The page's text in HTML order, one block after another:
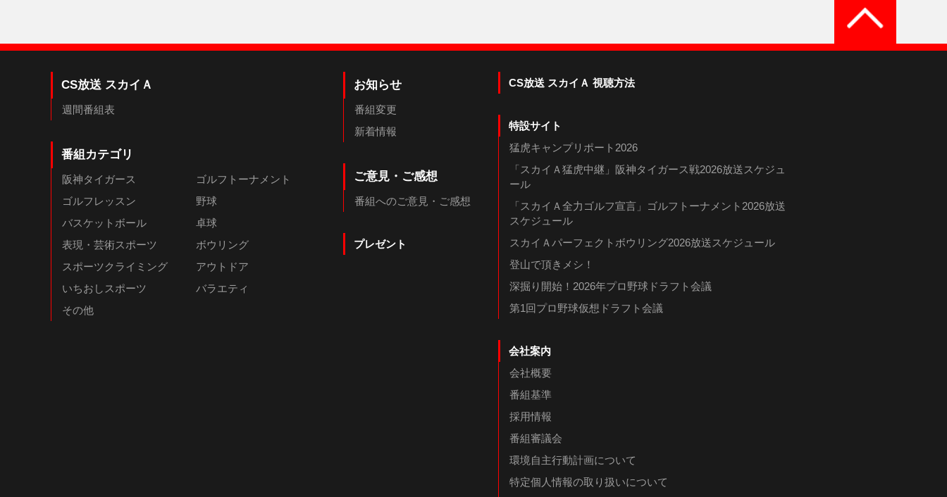
CS放送 スカイＡ
週間番組表
番組カテゴリ
阪神タイガース
ゴルフトーナメント
ゴルフレッスン
野球
バスケットボール
卓球
表現・芸術スポーツ
ボウリング
スポーツクライミング
アウトドア
いちおしスポーツ
バラエティ
その他
お知らせ
番組変更
新着情報
ご意見・ご感想
番組へのご意見・ご感想
プレゼント
CS放送 スカイＡ 視聴方法
特設サイト
猛虎キャンプリポート2026
「スカイＡ猛虎中継」阪神タイガース戦2026放送スケジュ
ール
「スカイＡ全力ゴルフ宣言」ゴルフトーナメント2026放送
スケジュール
スカイＡパーフェクトボウリング2026放送スケジュール
登山で頂きメシ！
深掘り開始！2026年プロ野球ドラフト会議
第1回プロ野球仮想ドラフト会議
会社案内
会社概要
番組基準
採用情報
番組審議会
環境自主行動計画について
特定個人情報の取り扱いについて